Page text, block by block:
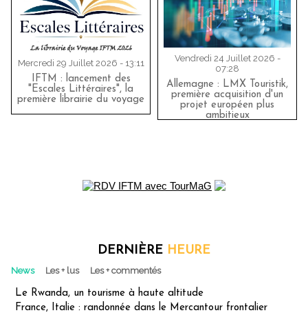
Mercredi 29 Juillet 2026 - 13:11
IFTM : lancement des
"Escales Littéraires", la
première librairie du voyage
Vendredi 24 Juillet 2026 -
07:28
Allemagne : LMX Touristik,
première acquisition d'un
projet européen plus
ambitieux
DERNIÈRE HEURE
News Les + lus Les + commentés
Le Rwanda, un tourisme à haute altitude
France, Italie : randonnée dans le Mercantour frontalier